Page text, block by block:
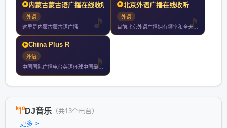
内蒙古蒙古语广播在线收听
外语
这里是内蒙古蒙古语广播
北京外语广播在线收听
外语
目前北京外语广播拥有频率和全天播音小时每周四停机检修另有网络
China Plus R
外语
DJ音乐 （共13个电台）
更多 >